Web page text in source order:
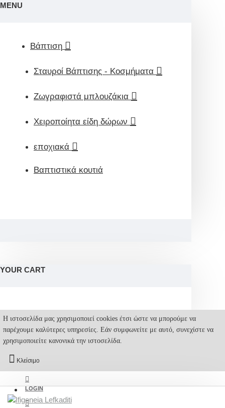
MENU
Βάπτιση
Σταυροί Βάπτισης - Κοσμήματα
Ζωγραφιστά μπλουζάκια
Χειροποίητα είδη δώρων
εποχιακά
Βαπτιστικά κουτιά
YOUR CART
Η ιστοσελίδα μας χρησιμοποιεί cookies έτσι ώστε να μπορούμε να
παρέχουμε καλύτερες υπηρεσίες. Εάν συμφωνείτε με αυτό, συνεχίστε να
χρησιμοποιείτε κανονικά την ιστοσελίδα.
Κλείσιμο
LOGIN